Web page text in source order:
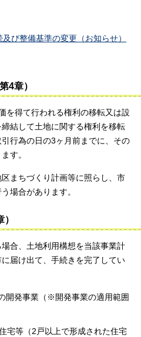
び整備基準の変更（お知らせ）
4章）
を得て行われる権利の移転又は設
結して土地に関する権利を移転
行為の日の3ヶ月前までに、その
す。
まちづくり計画等に照らし、市
場合があります。
合、土地利用構想を当該事業計
届け出て、手続きを完了してい
開発事業（※開発事業の適用範囲
宅等（2戸以上で形成された住宅